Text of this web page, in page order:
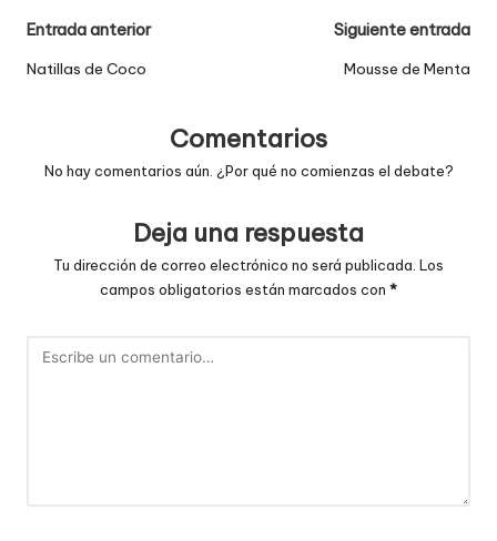
Navegación
de
Entrada anterior
Natillas de Coco
Siguiente entrada
Mousse de Menta
Comentarios
No hay comentarios aún. ¿Por qué no comienzas el debate?
Deja una respuesta
Tu dirección de correo electrónico no será publicada. Los
campos obligatorios están marcados con *